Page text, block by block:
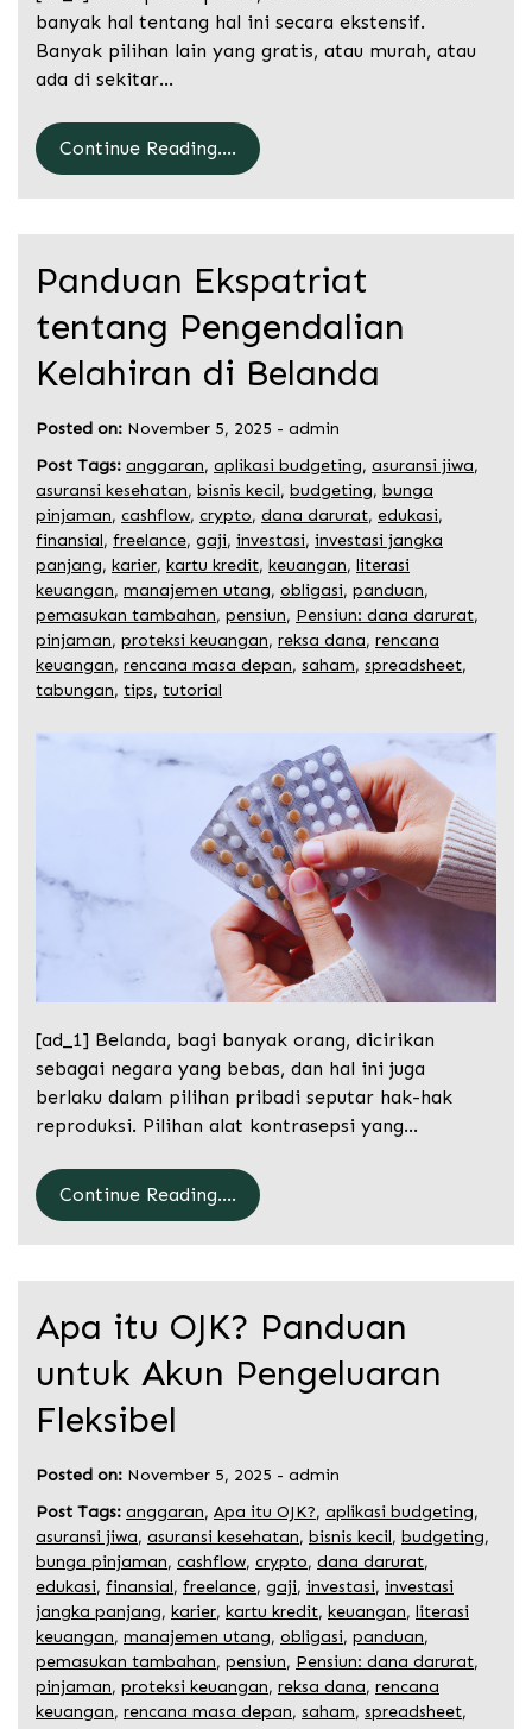
banyak hal tentang hal ini secara ekstensif.
Banyak pilihan lain yang gratis, atau murah, atau
ada di sekitar…
Continue Reading....
Panduan Ekspatriat
tentang Pengendalian
Kelahiran di Belanda
Posted on: November 5, 2025 - admin
Post Tags: anggaran, aplikasi budgeting, asuransi jiwa,
asuransi kesehatan, bisnis kecil, budgeting, bunga
pinjaman, cashflow, crypto, dana darurat, edukasi,
finansial, freelance, gaji, investasi, investasi jangka
panjang, karier, kartu kredit, keuangan, literasi
keuangan, manajemen utang, obligasi, panduan,
pemasukan tambahan, pensiun, Pensiun: dana darurat,
pinjaman, proteksi keuangan, reksa dana, rencana
keuangan, rencana masa depan, saham, spreadsheet,
tabungan, tips, tutorial
[ad_1] Belanda, bagi banyak orang, dicirikan
sebagai negara yang bebas, dan hal ini juga
berlaku dalam pilihan pribadi seputar hak-hak
reproduksi. Pilihan alat kontrasepsi yang…
Continue Reading....
Apa itu OJK? Panduan
untuk Akun Pengeluaran
Fleksibel
Posted on: November 5, 2025 - admin
Post Tags: anggaran, Apa itu OJK?, aplikasi budgeting,
asuransi jiwa, asuransi kesehatan, bisnis kecil, budgeting,
bunga pinjaman, cashflow, crypto, dana darurat,
edukasi, finansial, freelance, gaji, investasi, investasi
jangka panjang, karier, kartu kredit, keuangan, literasi
keuangan, manajemen utang, obligasi, panduan,
pemasukan tambahan, pensiun, Pensiun: dana darurat,
pinjaman, proteksi keuangan, reksa dana, rencana
keuangan, rencana masa depan, saham, spreadsheet,